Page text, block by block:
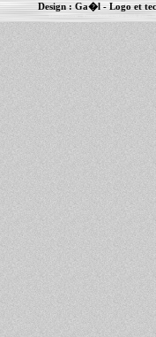
Design : Ga�l - Logo et
MacBook Pro